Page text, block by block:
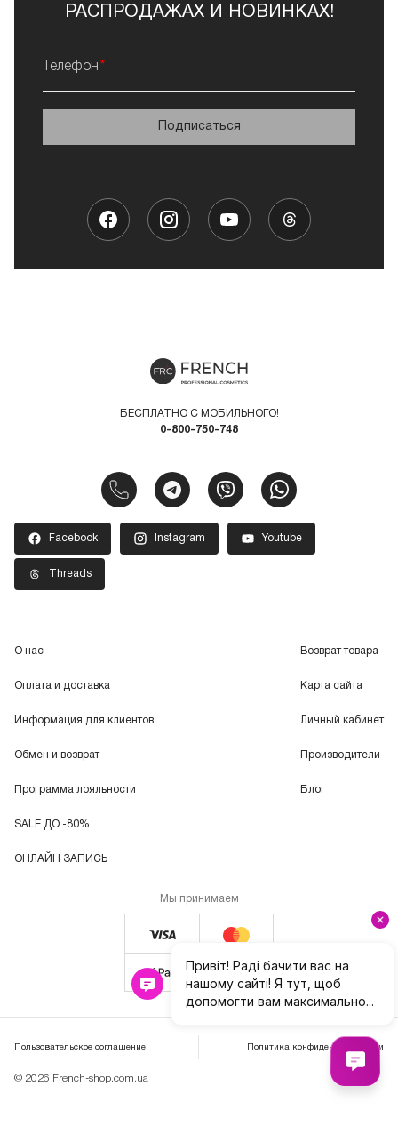
РАСПРОДАЖАХ И НОВИНКАХ!
Телефон
Подписаться
БЕСПЛАТНО С МОБИЛЬНОГО!
0-800-750-748
Facebook Instagram Youtube
Threads
О нас
Оплата и доставка
Информация для клиентов
Обмен и возврат
Программа лояльности
SALE ДО -80%
ОНЛАЙН ЗАПИСЬ
Возврат товара
Карта сайта
Личный кабинет
Производители
Блог
Мы принимаем
© 2026 French-shop.com.ua
Пользовательское соглашение Политика конфиденциальности